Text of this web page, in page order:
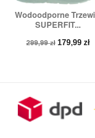
Wodoodporne
SUPERFIT...
Cena
299,99 zł Cena
179,99 zł